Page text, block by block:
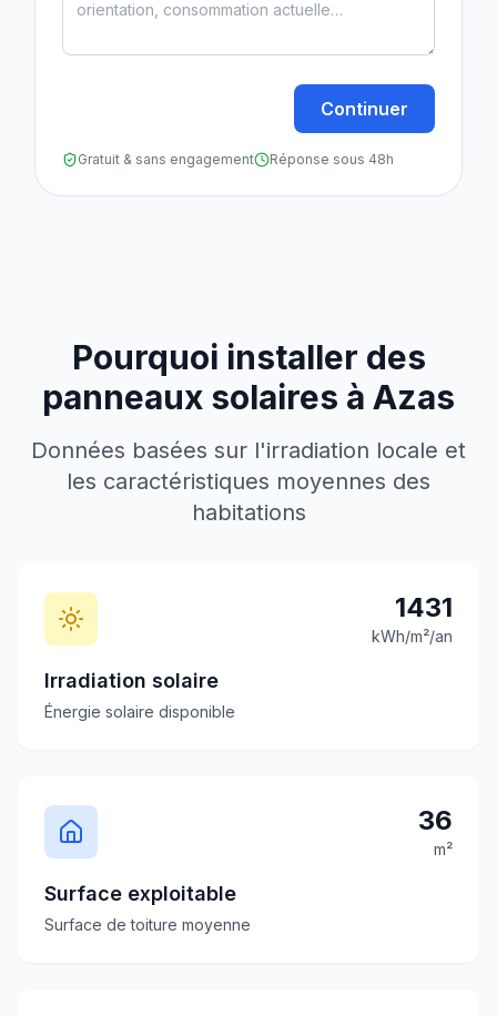
Continuer
Gratuit & sans engagement Réponse sous 48h
Pourquoi installer des
panneaux solaires à Azas
Données basées sur l'irradiation locale et
les caractéristiques moyennes des
habitations
1431
kWh/m²/an
Irradiation solaire
Énergie solaire disponible
36
m²
Surface exploitable
Surface de toiture moyenne